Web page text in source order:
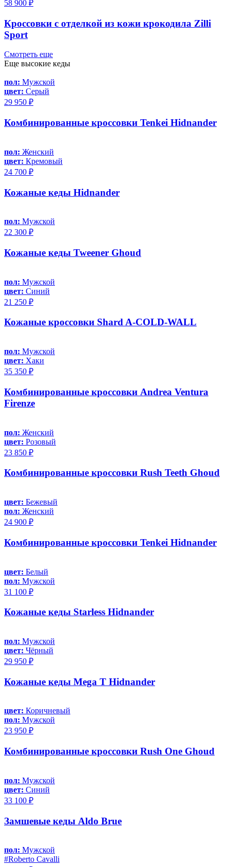
58 900 ₽
Кроссовки с отделкой из кожи крокодила Zilli
Sport
Смотреть еще
Еще высокие кеды
пол: Мужской
цвет: Серый
29 950 ₽
Комбинированные кроссовки Tenkei Hidnander
пол: Женский
цвет: Кремовый
24 700 ₽
Кожаные кеды Hidnander
пол: Мужской
22 300 ₽
Кожаные кеды Tweener Ghoud
пол: Мужской
цвет: Синий
21 250 ₽
Кожаные кроссовки Shard A-COLD-WALL
пол: Мужской
цвет: Хаки
35 350 ₽
Комбинированные кроссовки Andrea Ventura
Firenze
пол: Женский
цвет: Розовый
23 850 ₽
Комбинированные кроссовки Rush Teeth Ghoud
цвет: Бежевый
пол: Женский
24 900 ₽
Комбинированные кроссовки Tenkei Hidnander
цвет: Белый
пол: Мужской
31 100 ₽
Кожаные кеды Starless Hidnander
пол: Мужской
цвет: Чёрный
29 950 ₽
Кожаные кеды Mega T Hidnander
цвет: Коричневый
пол: Мужской
23 950 ₽
Комбинированные кроссовки Rush One Ghoud
пол: Мужской
цвет: Синий
33 100 ₽
Замшевые кеды Aldo Brue
пол: Мужской
#Roberto Cavalli